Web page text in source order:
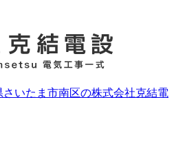
いたま市南区の株式会社克結電